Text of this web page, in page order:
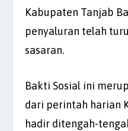
Kabupaten Tanjab
penyaluran telah
sasaran.
Bakti Sosial ini
dari perintah harian
hadir ditengah-